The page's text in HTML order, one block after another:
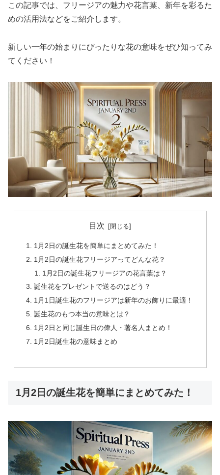
この記事では、フリージアの魅力や花言葉、新年を彩るた
めの活用法などをご紹介します。
新しい一年の始まりにぴったりな花の意味をぜひ知ってみ
てください！
目次
1月2日の誕生花を簡単にまとめてみた！
1月2日の誕生花フリージアってどんな花？
1月2日の誕生花フリージアの花言葉は？
誕生花をプレゼントで送るのはどう？
1月1日誕生花のフリージアは新年のお飾りに最適！
誕生花のもつ本当の意味とは？
1月2日と同じ誕生日の偉人・著名人まとめ！
1月2日誕生花の意味まとめ
1月2日の誕生花を簡単にまとめてみた！